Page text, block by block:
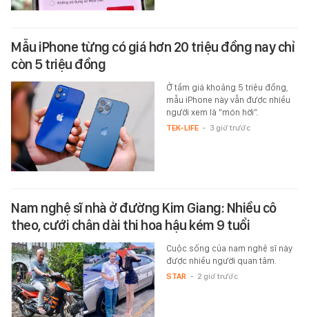
Mẫu iPhone từng có giá hơn 20 triệu đồng nay chỉ
còn 5 triệu đồng
Ở tầm giá khoảng 5 triệu đồng,
mẫu iPhone này vẫn được nhiều
người xem là “món hời”.
TEK-LIFE - 3 giờ trước
Nam nghệ sĩ nhà ở đường Kim Giang: Nhiều cô
theo, cưới chân dài thi hoa hậu kém 9 tuổi
Cuộc sống của nam nghệ sĩ này
được nhiều người quan tâm.
STAR - 2 giờ trước